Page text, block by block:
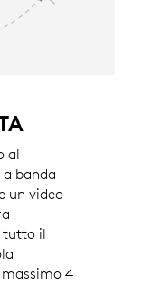
al
banda
un video
tutto il
4